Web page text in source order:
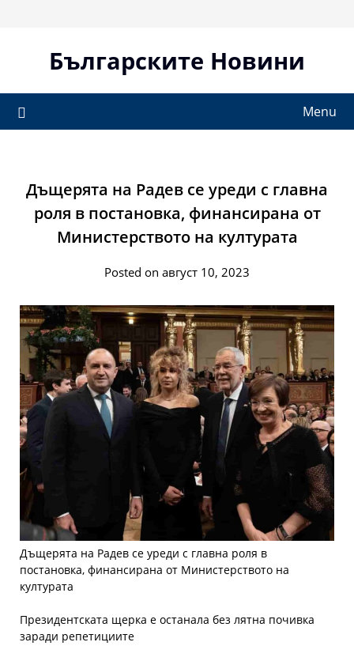
Българските Новини
Menu
Дъщерята на Радев се уреди с главна
роля в постановка, финансирана от
Министерството на културата
Posted on август 10, 2023
Дъщерята на Радев се уреди с главна роля в
постановка, финансирана от Министерството на
културата
Президентската щерка е останала без лятна почивка
заради репетициите